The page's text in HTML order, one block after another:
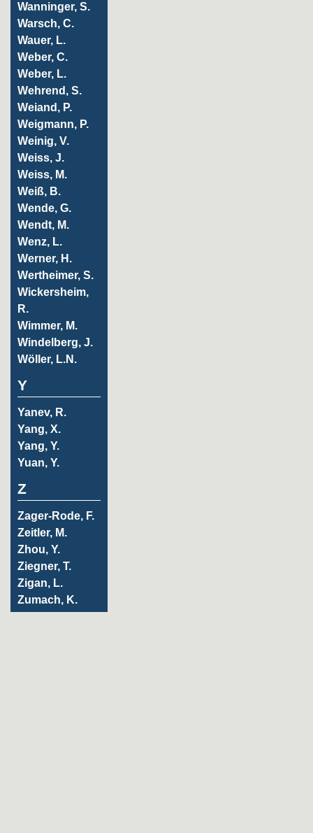
Wanninger, S.
Warsch, C.
Wauer, L.
Weber, C.
Weber, L.
Wehrend, S.
Weiand, P.
Weigmann, P.
Weinig, V.
Weiss, J.
Weiss, M.
Weiß, B.
Wende, G.
Wendt, M.
Wenz, L.
Werner, H.
Wertheimer, S.
Wickersheim,
R.
Wimmer, M.
Windelberg, J.
Wöller, L.N.
Y
Yanev, R.
Yang, X.
Yang, Y.
Yuan, Y.
Z
Zager-Rode, F.
Zeitler, M.
Zhou, Y.
Ziegner, T.
Zigan, L.
Zumach, K.